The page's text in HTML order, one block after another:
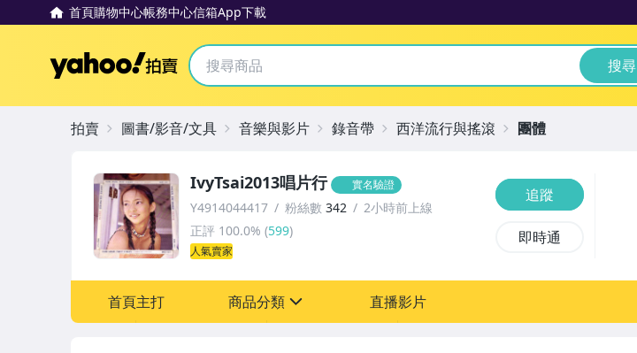
首頁購物中心帳務中心信箱App下載
Yahoo拍賣 搜尋
IvyTsai2013唱片行 實名驗證
Y4914044417 粉絲數 342
2小時前上線
正評 100.0% (599)
人氣賣家
追蹤
即時通
首頁主打 商品分類 直播影片
拍賣 圖書/影音/文具 音樂與影片 錄音帶 西洋流行與搖滾 團體